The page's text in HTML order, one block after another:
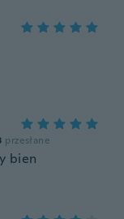
przesłane
bien